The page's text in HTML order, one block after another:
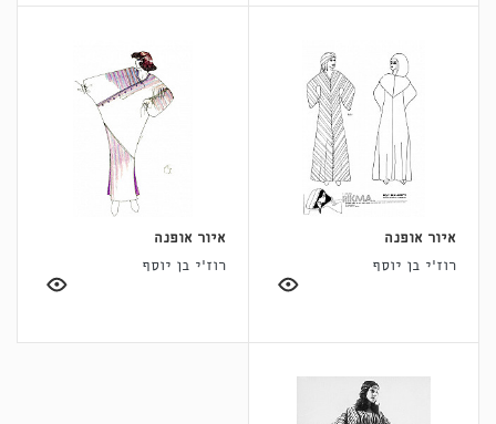
איור אופנה
רוז'י בן יוסף
איור אופנה
רוז'י בן יוסף